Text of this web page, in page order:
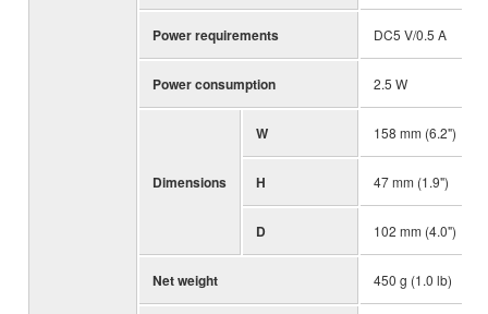
Power requirements DC5 V/0.5 A
Power consumption 2.5 W
Dimensions
W 158 mm (6.2")
H 47 mm (1.9")
D 102 mm (4.0")
Net weight 450 g (1.0 lb)